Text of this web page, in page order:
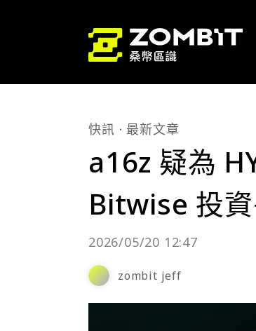
快訊 最新文章
a16z 疑為
Bitwise 投
2026/05/20 12:47
zombit jeff